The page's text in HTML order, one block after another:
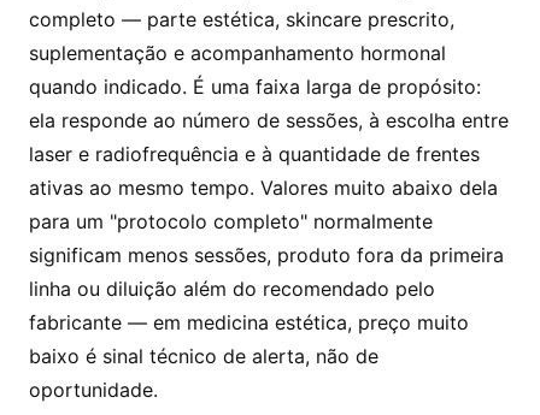
completo — parte estética, skincare prescrito,
suplementação e acompanhamento hormonal
quando indicado. É uma faixa larga de propósito:
ela responde ao número de sessões, à escolha entre
laser e radiofrequência e à quantidade de frentes
ativas ao mesmo tempo. Valores muito abaixo dela
para um "protocolo completo" normalmente
significam menos sessões, produto fora da primeira
linha ou diluição além do recomendado pelo
fabricante — em medicina estética, preço muito
baixo é sinal técnico de alerta, não de
oportunidade.